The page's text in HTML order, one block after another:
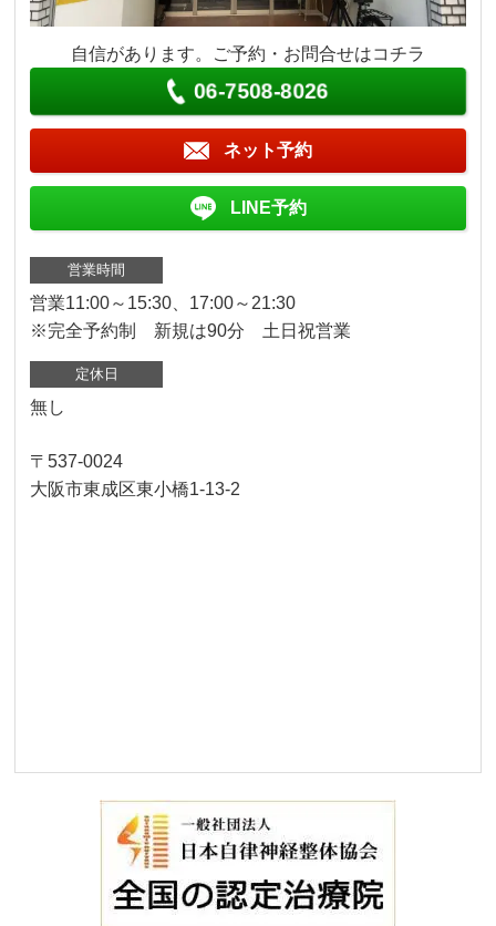
自信があります。ご予約・お問合せはコチラ
06-7508-8026
ネット予約
LINE予約
営業時間
営業11:00～15:30、17:00～21:30
※完全予約制 新規は90分 土日祝営業
定休日
無し
〒537-0024
大阪市東成区東小橋1-13-2